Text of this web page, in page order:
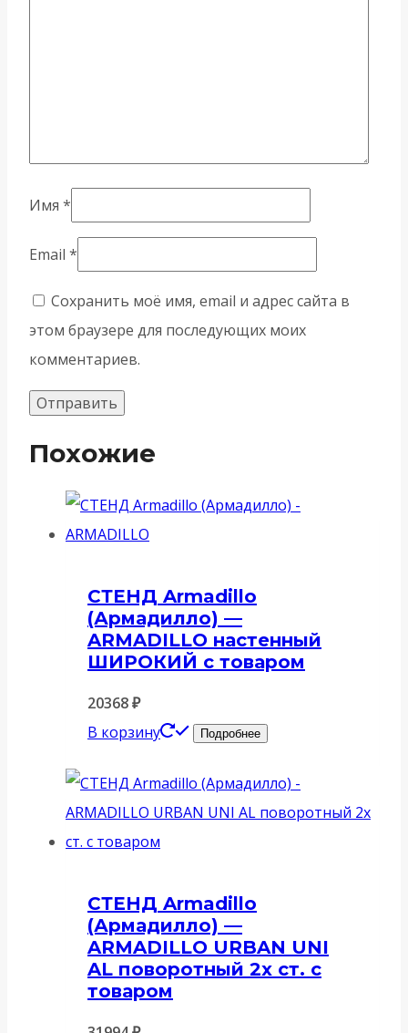
Имя *
Email *
Сохранить моё имя, email и адрес сайта в
этом браузере для последующих моих
комментариев.
Похожие
СТЕНД Armadillo
(Армадилло) —
ARMADILLO настенный
ШИРОКИЙ с товаром
20368₽
В корзину
Подробнее
СТЕНД Armadillo
(Армадилло) —
ARMADILLO URBAN UNI
AL поворотный 2х ст. с
товаром